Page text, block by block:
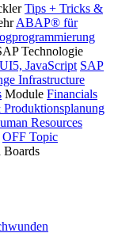
Tips + Tricks &
ABAP® für
Technologie
JavaScript SAP
Infrastructure
Module Financials
Resources
OFF Topic
Boards